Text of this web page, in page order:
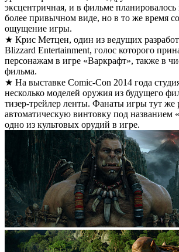
эксцентричная, и в фильме планировалось
более привычном виде, но в то же время
ощущение игры.
★ Крис Метцен, один из ведущих
Blizzard Entertainment, голос которого
персонажам в игре «Варкрафт», также в
фильма.
★ На выставке Comic-Con 2014 года
несколько моделей оружия из будущего
тизер-трейлер ленты. Фанаты игры тут же
автоматическую винтовку под названием
одно из культовых орудий в игре.